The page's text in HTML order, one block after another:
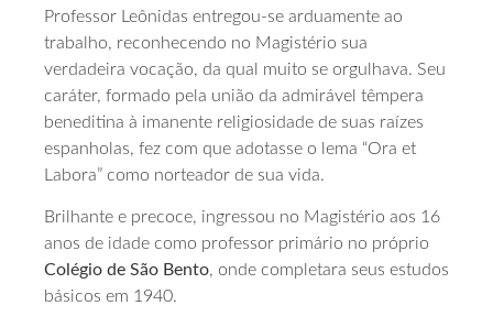
Professor Leônidas entregou-se arduamente ao
trabalho, reconhecendo no Magistério sua
verdadeira vocação, da qual muito se orgulhava. Seu
caráter, formado pela união da admirável têmpera
beneditina à imanente religiosidade de suas raízes
espanholas, fez com que adotasse o lema “Ora et
Labora” como norteador de sua vida.
Brilhante e precoce, ingressou no Magistério aos 16
anos de idade como professor primário no próprio
Colégio de São Bento, onde completara seus estudos
básicos em 1940.